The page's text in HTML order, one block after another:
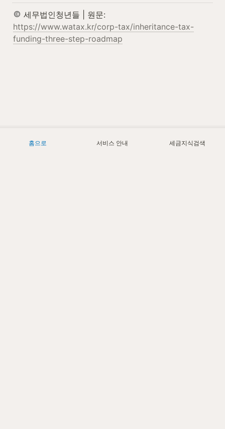
https://www.watax.kr/corp-tax/inheritance-tax-
funding-three-step-roadmap
홈으로 서비스 안내 세금지식검색